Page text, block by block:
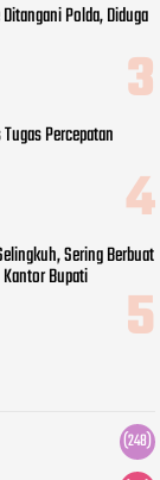
Polda, Diduga
Percepatan
Sering Berbuat
Bupati
(248)